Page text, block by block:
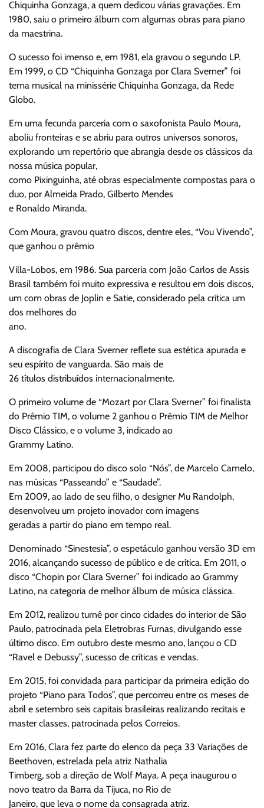
Chiquinha Gonzaga, a quem dedicou várias gravações. Em
1980, saiu o primeiro álbum com algumas obras para piano
da maestrina.
O sucesso foi imenso e, em 1981, ela gravou o segundo LP.
Em 1999, o CD “Chiquinha Gonzaga por Clara Sverner” foi
tema musical na minissérie Chiquinha Gonzaga, da Rede
Globo.
Em uma fecunda parceria com o saxofonista Paulo Moura,
aboliu fronteiras e se abriu para outros universos sonoros,
explorando um repertório que abrangia desde os clássicos da
nossa música popular,
como Pixinguinha, até obras especialmente compostas para o
duo, por Almeida Prado, Gilberto Mendes
e Ronaldo Miranda.
Com Moura, gravou quatro discos, dentre eles, “Vou Vivendo”,
que ganhou o prêmio
Villa-Lobos, em 1986. Sua parceria com João Carlos de Assis
Brasil também foi muito expressiva e resultou em dois discos,
um com obras de Joplin e Satie, considerado pela crítica um
dos melhores do
ano.
A discografia de Clara Sverner reflete sua estética apurada e
seu espírito de vanguarda. São mais de
26 títulos distribuídos internacionalmente.
O primeiro volume de “Mozart por Clara Sverner” foi finalista
do Prêmio TIM, o volume 2 ganhou o Prêmio TIM de Melhor
Disco Clássico, e o volume 3, indicado ao
Grammy Latino.
Em 2008, participou do disco solo “Nós”, de Marcelo Camelo,
nas músicas “Passeando” e “Saudade”.
Em 2009, ao lado de seu filho, o designer Mu Randolph,
desenvolveu um projeto inovador com imagens
geradas a partir do piano em tempo real.
Denominado “Sinestesia”, o espetáculo ganhou versão 3D em
2016, alcançando sucesso de público e de crítica. Em 2011, o
disco “Chopin por Clara Sverner” foi indicado ao Grammy
Latino, na categoria de melhor álbum de música clássica.
Em 2012, realizou turnê por cinco cidades do interior de São
Paulo, patrocinada pela Eletrobras Furnas, divulgando esse
último disco. Em outubro deste mesmo ano, lançou o CD
“Ravel e Debussy”, sucesso de críticas e vendas.
Em 2015, foi convidada para participar da primeira edição do
projeto “Piano para Todos”, que percorreu entre os meses de
abril e setembro seis capitais brasileiras realizando recitais e
master classes, patrocinada pelos Correios.
Em 2016, Clara fez parte do elenco da peça 33 Variações de
Beethoven, estrelada pela atriz Nathalia
Timberg, sob a direção de Wolf Maya. A peça inaugurou o
novo teatro da Barra da Tijuca, no Rio de
Janeiro, que leva o nome da consagrada atriz.